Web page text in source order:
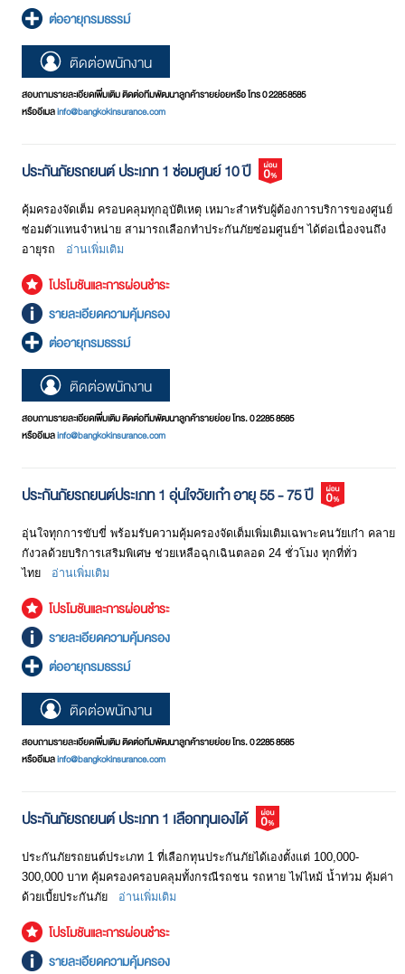
ต่ออายุกรมธรรม์
ติดต่อพนักงาน
สอบถามรายละเอียดเพิ่มเติม ติดต่อทีมพัฒนาลูกค้ารายย่อยหรือ โทร 0 2285 8585
หรืออีเมลinfo@bangkokinsurance.com
ประกันภัยรถยนต์ ประเภท 1 ซ่อมศูนย์ 10 ปี
คุ้มครองจัดเต็ม ครอบคลุมทุกอุบัติเหตุ เหมาะสำหรับผู้ต้องการบริการของศูนย์
ซ่อมตัวแทนจำหน่าย สามารถเลือกทำประกันภัยซ่อมศูนย์ฯ ได้ต่อเนื่องจนถึง
อายุรถ
อ่านเพิ่มเติม
โปรโมชันและการผ่อนชำระ
รายละเอียดความคุ้มครอง
ต่ออายุกรมธรรม์
ติดต่อพนักงาน
สอบถามรายละเอียดเพิ่มเติม ติดต่อทีมพัฒนาลูกค้ารายย่อย โทร. 0 2285 8585
หรืออีเมลinfo@bangkokinsurance.com
ประกันภัยรถยนต์ประเภท 1 อุ่นใจวัยเก๋า อายุ 55 - 75 ปี
อุ่นใจทุกการขับขี่ พร้อมรับความคุ้มครองจัดเต็มเพิ่มเติมเฉพาะคนวัยเก๋า คลาย
กังวลด้วยบริการเสริมพิเศษ ช่วยเหลือฉุกเฉินตลอด 24 ชั่วโมง ทุกที่ทั่ว
ไทย
อ่านเพิ่มเติม
โปรโมชันและการผ่อนชำระ
รายละเอียดความคุ้มครอง
ต่ออายุกรมธรรม์
ติดต่อพนักงาน
สอบถามรายละเอียดเพิ่มเติม ติดต่อทีมพัฒนาลูกค้ารายย่อย โทร. 0 2285 8585
หรืออีเมลinfo@bangkokinsurance.com
ประกันภัยรถยนต์ ประเภท 1 เลือกทุนเองได้
ประกันภัยรถยนต์ประเภท 1 ที่เลือกทุนประกันภัยได้เองตั้งแต่ 100,000-
300,000 บาท คุ้มครองครอบคลุมทั้งกรณีรถชน รถหาย ไฟไหม้ นํ้าท่วม คุ้มค่า
ด้วยเบี้ยประกันภัย
อ่านเพิ่มเติม
โปรโมชันและการผ่อนชำระ
รายละเอียดความคุ้มครอง